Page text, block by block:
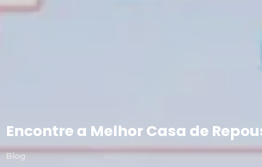
Encontre a Melhor Casa de
Blog